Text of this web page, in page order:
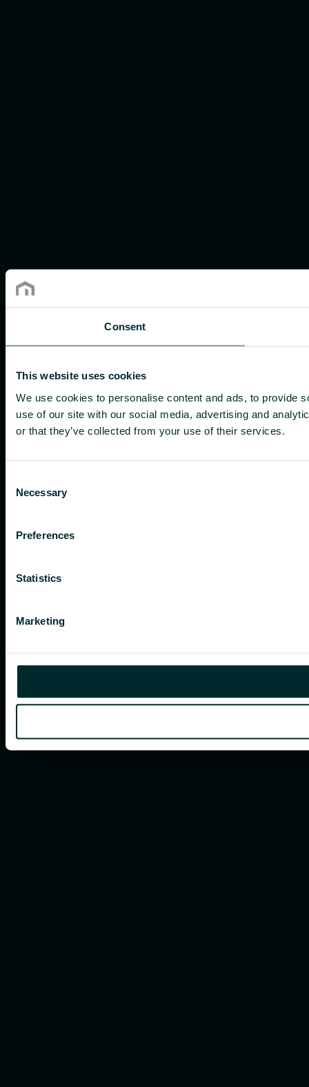
Consent
This website uses cookies
We use cookies to personalise content and ads, to provide
use of our site with our social media, advertising and
or that they’ve collected from your use of their services.
Selection
Necessary
Preferences
Statistics
Marketing